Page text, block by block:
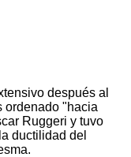
después al
ordenado "hacia
Ruggeri y tuvo
ductilidad del